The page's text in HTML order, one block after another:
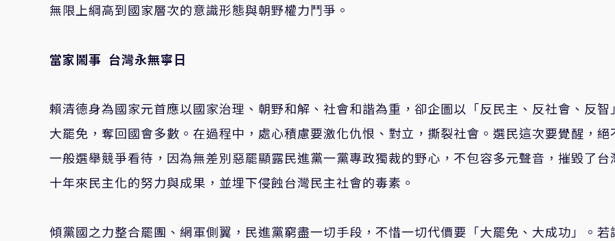
無限上綱高到國家層次的意識形態與朝野權力鬥爭。
當家鬧事 台灣永無寧日
賴清德身為國家元首應以國家治理、朝野和解、社會和諧為重，卻企圖以「反民主、反社會、反智
大罷免，奪回國會多數。在過程中，處心積慮要激化仇恨、對立，撕裂社會。選民這次要覺醒，絕
一般選舉競爭看待，因為無差別惡罷顯露民進黨一黨專政獨裁的野心，不包容多元聲音，摧毀了台
十年來民主化的努力與成果，並埋下侵蝕台灣民主社會的毒素。
傾黨國之力整合罷團、網軍側翼，民進黨窮盡一切手段，不惜一切代價要「大罷免、大成功」。若